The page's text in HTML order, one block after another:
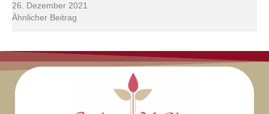
26. Dezember 2021
Ähnlicher Beitrag